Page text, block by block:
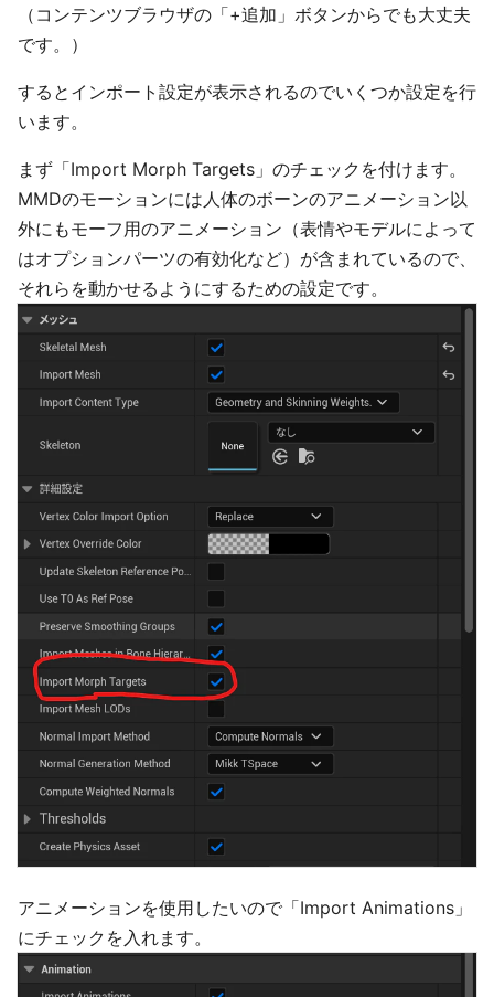
（コンテンツブラウザの「+追加」ボタンからでも大丈夫
です。）
するとインポート設定が表示されるのでいくつか設定を行
います。
まず「Import Morph Targets」のチェックを付けます。
MMDのモーションには人体のボーンのアニメーション以
外にもモーフ用のアニメーション（表情やモデルによって
はオプションパーツの有効化など）が含まれているので、
それらを動かせるようにするための設定です。
アニメーションを使用したいので「Import Animations」
にチェックを入れます。